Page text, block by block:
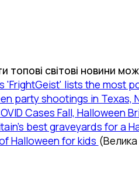
топові світові новини
'FrightGeist' lists the most
party shootings in Texas,
Cases Fall, Halloween
best graveyards for a
Halloween for kids